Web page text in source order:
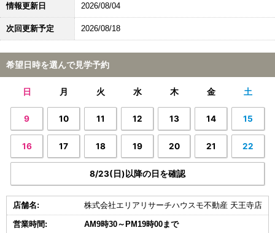
情報更新日 2026/08/04
次回更新予定 2026/08/18
希望日時を選んで見学予約
日 月 火 水 木 金 土
9 10 11 12 13 14 15
16 17 18 19 20 21 22
8/23(日)以降の日を確認
店舗名: 株式会社エリアリサーチハウスモ不動産 天王寺店
営業時間: AM9時30～PM19時00まで